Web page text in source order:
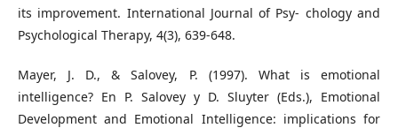
its improvement. International Journal of Psy- chology and
Psychological Therapy, 4(3), 639-648.
Mayer, J. D., & Salovey, P. (1997). What is emotional
intelligence? En P. Salovey y D. Sluyter (Eds.), Emotional
Development and Emotional Intelligence: implications for